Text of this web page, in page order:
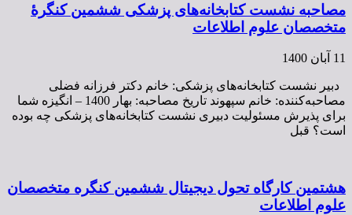
مصاحبه نشست کتابخانه‌های پزشکی ششمین کنگرۀ
متخصصان علوم اطلاعات
11 آبان 1400
دبیر نشست کتابخانه‌های پزشکی: خانم دکتر فرزانه فضلی
مصاحبه‌کننده: خانم سپهوند تاریخ مصاحبه: بهار 1400 – انگیزه شما
برای پذیرش مسئولیت دبیری نشست کتابخانه‌های پزشکی چه بوده
است؟ قبل
هشتمین کارگاه تحول دیجیتال ششمین کنگره متخصصان
علوم اطلاعات